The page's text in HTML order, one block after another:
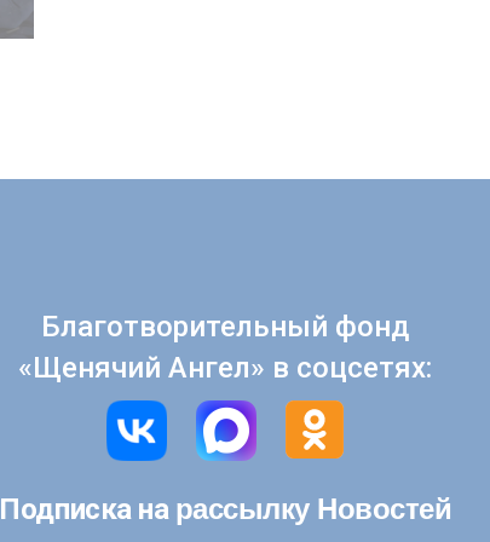
Благотворительный фонд
«Щенячий Ангел» в соцсетях:
Подписка на рассылку Новостей